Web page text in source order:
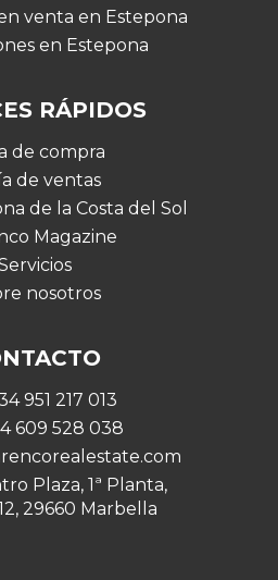
venta en Estepona
en Estepona
RÁPIDOS
de compra
de ventas
de la Costa del Sol
Magazine
nosotros
951 217 013
609 528 038
Plaza, 1ª Planta,
29660 Marbella